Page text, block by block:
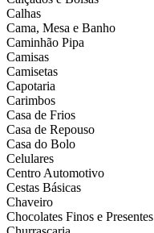
Calhas
Cama, Mesa e Banho
Caminhão Pipa
Camisas
Camisetas
Capotaria
Carimbos
Casa de Frios
Casa de Repouso
Casa do Bolo
Celulares
Centro Automotivo
Cestas Básicas
Chaveiro
Chocolates Finos e Presentes